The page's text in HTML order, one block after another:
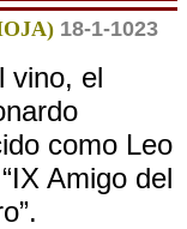
18-1-1023
vino, el
como Leo
Amigo del